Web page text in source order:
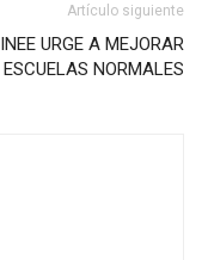
Artículo siguiente
INEE URGE A MEJORAR
ESCUELAS NORMALES